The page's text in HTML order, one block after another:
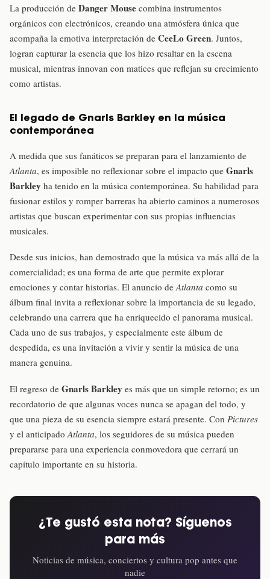
La producción de Danger Mouse combina instrumentos
orgánicos con electrónicos, creando una atmósfera única que
acompaña la emotiva interpretación de CeeLo Green. Juntos,
logran capturar la esencia que los hizo resaltar en la escena
musical, mientras innovan con matices que reflejan su crecimiento
como artistas.
El legado de Gnarls Barkley en la música
contemporánea
A medida que sus fanáticos se preparan para el lanzamiento de
Atlanta, es imposible no reflexionar sobre el impacto que Gnarls
Barkley ha tenido en la música contemporánea. Su habilidad para
fusionar estilos y romper barreras ha abierto caminos a numerosos
artistas que buscan experimentar con sus propias influencias
musicales.
Desde sus inicios, han demostrado que la música va más allá de la
comercialidad; es una forma de arte que permite explorar
emociones y contar historias. El anuncio deAtlanta como su
álbum final invita a reflexionar sobre la importancia de su legado,
celebrando una carrera que ha enriquecido el panorama musical.
Cada uno de sus trabajos, y especialmente este álbum de
despedida, es una invitación a vivir y sentir la música de una
manera genuina.
El regreso de Gnarls Barkley es más que un simple retorno; es un
recordatorio de que algunas voces nunca se apagan del todo, y
que una pieza de su esencia siempre estará presente. Con Pictures
y el anticipado Atlanta, los seguidores de su música pueden
prepararse para una experiencia conmovedora que cerrará un
capítulo importante en su historia.
¿Te gustó esta nota? Síguenos
para más
Noticias de música, conciertos y cultura pop antes que
nadie